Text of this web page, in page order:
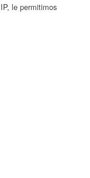
le permitimos